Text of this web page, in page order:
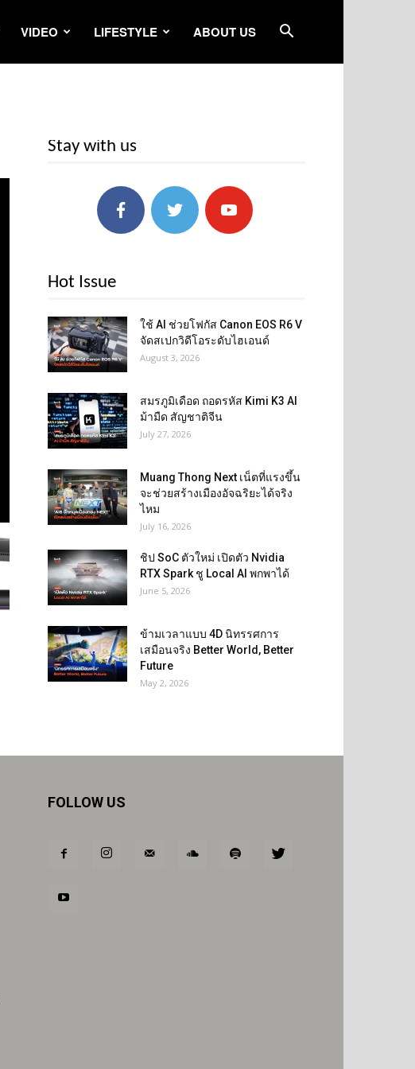
VIDEO LIFESTYLE ABOUT US
Stay with us
Hot Issue
ใช้ AI ช่วยโฟกัส Canon EOS R6 V
จัดสเปกวิดีโอระดับไฮเอนด์
August 3, 2026
สมรภูมิเดือด ถอดรหัส Kimi K3 AI
ม้ามืด สัญชาติจีน
July 27, 2026
Muang Thong Next เน็ตที่แรงขึ้น
จะช่วยสร้างเมืองอัจฉริยะได้จริง
ไหม
July 16, 2026
ชิป SoC ตัวใหม่ เปิดตัว Nvidia
RTX Spark ชู Local AI พกพาได้
June 5, 2026
ข้ามเวลาแบบ 4D นิทรรศการ
เสมือนจริง Better World, Better
Future
May 2, 2026
FOLLOW US